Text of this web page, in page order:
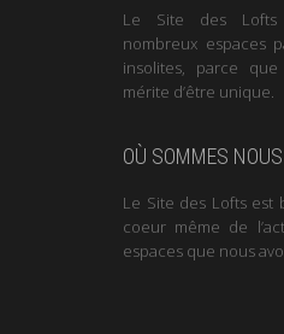
Le Site des
nombreux espaces
insolites, parce
mérite d’être unique.
OÙ SOMMES
Le Site des Lofts est
coeur même de
espaces que nous